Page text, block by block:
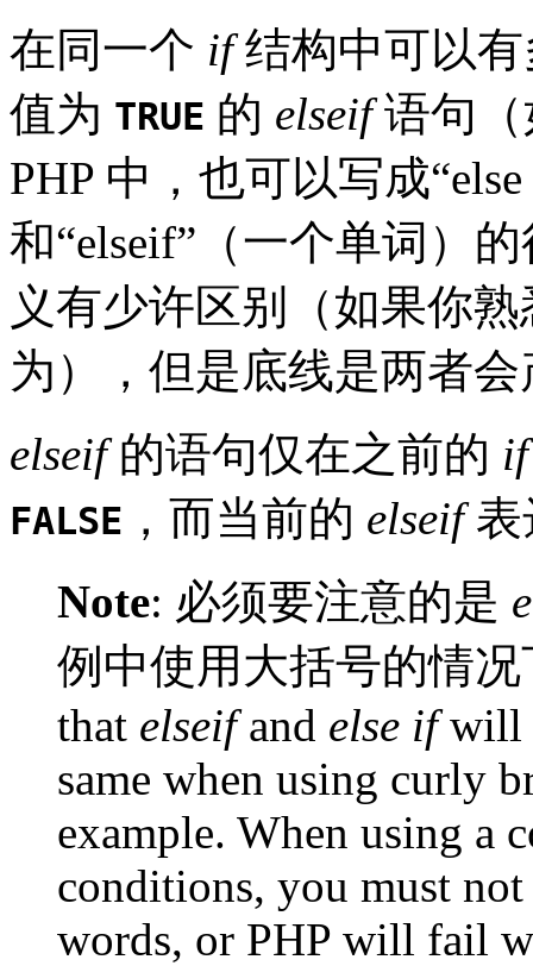
在同一个 if结构中可以
值为 TRUE 的 elseif语句（
PHP 中，也可以写成
和“elseif”（一个单词）
义有少许区别（如果你
为），但是底线是两者
elseif的语句仅在之前的 if
FALSE ，而当前的 elseif表
Note: 必须要注意的是
例中使用大括号的情
that elseifand else ifwill
same when using curly
example. When using a
conditions, you must
words, or PHP will fail